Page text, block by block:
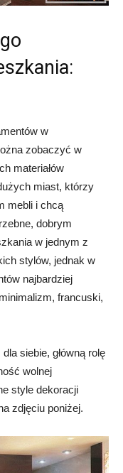
w
zobaczyć w
materiałów
miast, którzy
mebli i chcą
dobrym
w jednym z
stylów, jednak w
najbardziej
francuski,
siebie, główną rolę
wolnej
style dekoracji
zdjęciu poniżej.